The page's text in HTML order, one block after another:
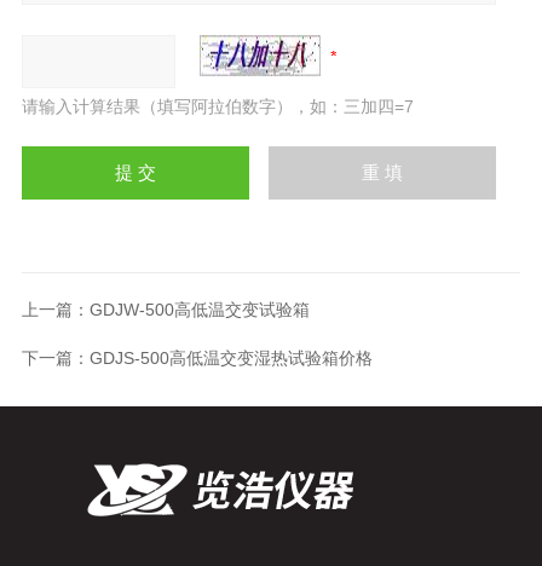
请输入计算结果（填写阿拉伯数字），如：三加四=7
上一篇： GDJW-500高低温交变试验箱
下一篇： GDJS-500高低温交变湿热试验箱价格